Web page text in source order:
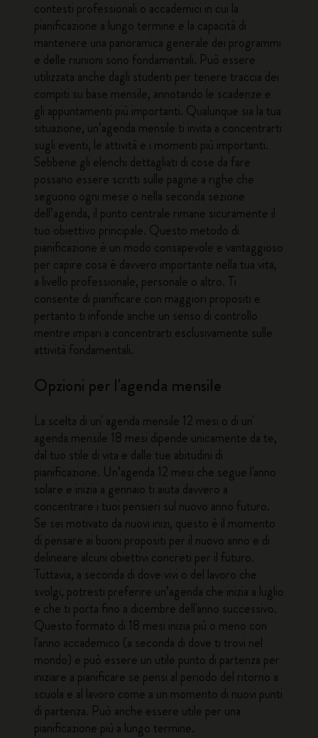
contesti professionali o accademici in cui la
pianificazione a lungo termine e la capacità di
mantenere una panoramica generale dei programmi
e delle riunioni sono fondamentali. Può essere
utilizzata anche dagli studenti per tenere traccia dei
compiti su base mensile, annotando le scadenze e
gli appuntamenti più importanti. Qualunque sia la tua
situazione, un’agenda mensile ti invita a concentrarti
sugli eventi, le attività e i momenti più importanti.
Sebbene gli elenchi dettagliati di cose da fare
possano essere scritti sulle pagine a righe che
seguono ogni mese o nella seconda sezione
dell’agenda, il punto centrale rimane sicuramente il
tuo obiettivo principale. Questo metodo di
pianificazione è un modo consapevole e vantaggioso
per capire cosa è davvero importante nella tua vita,
a livello professionale, personale o altro. Ti
consente di pianificare con maggiori propositi e
pertanto ti infonde anche un senso di controllo
mentre impari a concentrarti esclusivamente sulle
attività fondamentali.
Opzioni per l'agenda mensile
La scelta di un' agenda mensile 12 mesi o di un'
agenda mensile 18 mesi dipende unicamente da te,
dal tuo stile di vita e dalle tue abitudini di
pianificazione. Un’agenda 12 mesi che segue l'anno
solare e inizia a gennaio ti aiuta davvero a
concentrare i tuoi pensieri sul nuovo anno futuro.
Se sei motivato da nuovi inizi, questo è il momento
di pensare ai buoni propositi per il nuovo anno e di
delineare alcuni obiettivi concreti per il futuro.
Tuttavia, a seconda di dove vivi o del lavoro che
svolgi, potresti preferire un’agenda che inizia a luglio
e che ti porta fino a dicembre dell'anno successivo.
Questo formato di 18 mesi inizia più o meno con
l'anno accademico (a seconda di dove ti trovi nel
mondo) e può essere un utile punto di partenza per
iniziare a pianificare se pensi al periodo del ritorno a
scuola e al lavoro come a un momento di nuovi punti
di partenza. Può anche essere utile per una
pianificazione più a lungo termine.